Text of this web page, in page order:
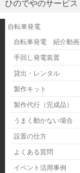
ひのでやのサービス
自転車発電
自転車発電 紹介動画
手回し発電装置
貸出・レンタル
製作キット
製作代行（完成品）
うまく動かない場合
設置の仕方
よくある質問
イベント活用事例